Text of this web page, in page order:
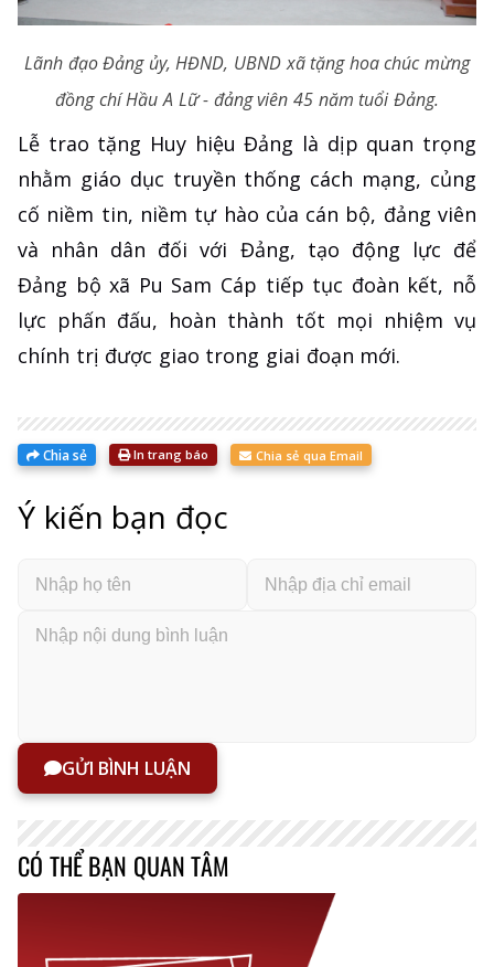
Lãnh đạo Đảng ủy, HĐND, UBND xã tặng hoa chúc mừng
đồng chí Hầu A Lữ - đảng viên 45 năm tuổi Đảng.
Lễ trao tặng Huy hiệu Đảng là dịp quan trọng
nhằm giáo dục truyền thống cách mạng, củng
cố niềm tin, niềm tự hào của cán bộ, đảng viên
và nhân dân đối với Đảng, tạo động lực để
Đảng bộ xã Pu Sam Cáp tiếp tục đoàn kết, nỗ
lực phấn đấu, hoàn thành tốt mọi nhiệm vụ
chính trị được giao trong giai đoạn mới.
Chia sẻ In trang báo Chia sẻ qua Email
Ý kiến bạn đọc
GỬI BÌNH LUẬN
CÓ THỂ BẠN QUAN TÂM